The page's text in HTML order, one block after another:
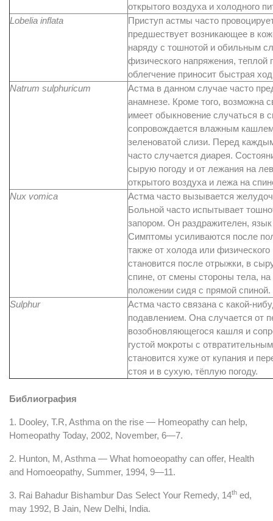
открытого воздуха и холодного
Lobelia inflata
Приступ астмы часто
предшествует возникающее в
наряду с тошнотой и обильным
физического напряжения,
облегчение приносит быстрая
Natrum sulphuricum
Астма в данном случае часто
анамнезе. Кроме того, возможна
имеет обыкновение случаться в
сопровождается влажным
зеленоватой слизи. Перед
часто случается диарея.
сырую погоду и от лежания на
открытого воздуха и лежа на
Nux vomica
Астма часто вызывается
Больной часто испытывает
запором. Он раздражителен,
Симптомы усиливаются после
также от холода или
становится после отрыжки, в
спине, от смены стороны тела,
положении сидя с прямой спиной.
Sulphur
Астма часто связана с какой-
подавлением. Она случается от
возобновляющегося кашля и
густой мокроты с
становится хуже от купания и
стоя и в сухую, тёплую погоду.
Библиография
1. Dooley, T.R, Asthma on the rise — Homeopathy can help,
Homeopathy Today, 2002, November, 6—7.
2. Hunton, M, Asthma — What homoeopathy can offer, Health
and Homoeopathy, Summer, 1994, 9—11.
3. Rai Bahadur Bishambur Das Select Your Remedy, 14th ed,
may 1992, B Jain, New Delhi, India.